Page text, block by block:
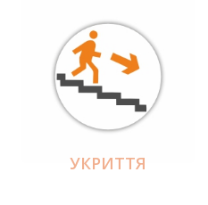
УКРИТТЯ